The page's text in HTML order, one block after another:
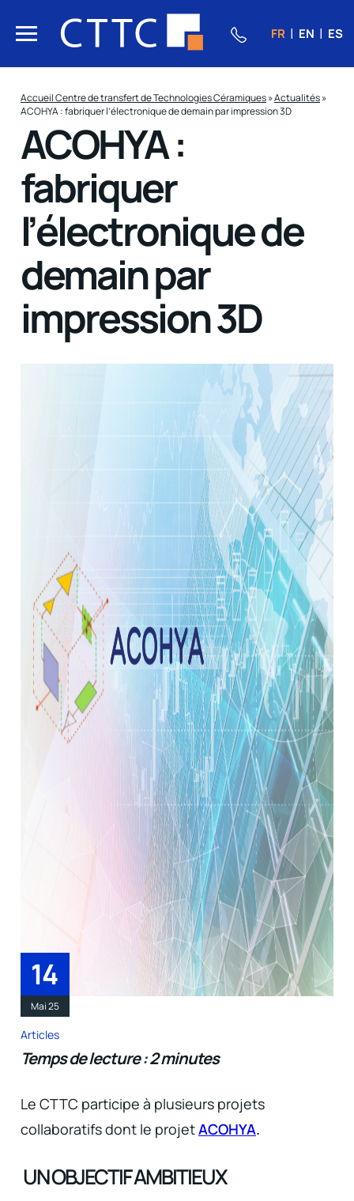
FR EN ES
Accueil Centre de transfert de Technologies Céramiques»Actualités»
ACOHYA : fabriquer l’électronique de demain par impression 3D
ACOHYA :
fabriquer
l’électronique de
demain par
impression 3D
14
Mai 25
Articles
Temps de lecture : 2 minutes
Le CTTC participe à plusieurs projets
collaboratifs dont le projetACOHYA.
UN OBJECTIF AMBITIEUX